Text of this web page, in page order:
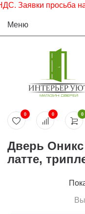
просьба
Меню
0
0 0
Дверь
латте,